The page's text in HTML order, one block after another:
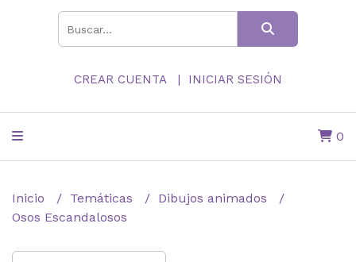
CREAR CUENTA INICIAR SESIÓN
0
Inicio Temáticas
Dibujos animados
Osos Escandalosos